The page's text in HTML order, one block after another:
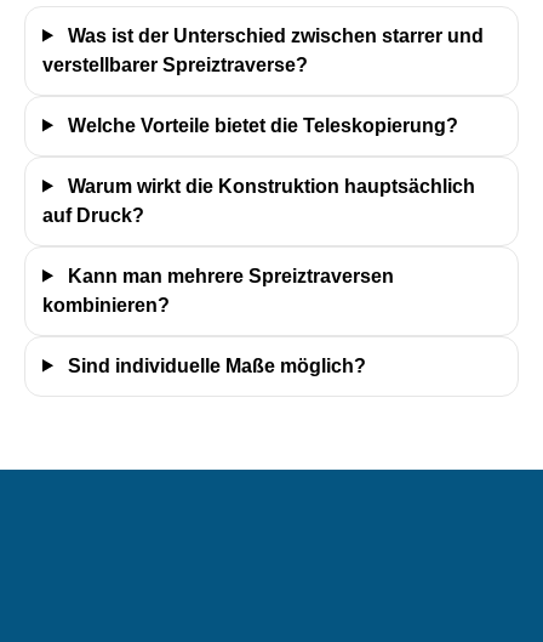
Was ist der Unterschied zwischen starrer und
verstellbarer Spreiztraverse?
Welche Vorteile bietet die Teleskopierung?
Warum wirkt die Konstruktion hauptsächlich
auf Druck?
Kann man mehrere Spreiztraversen
kombinieren?
Sind individuelle Maße möglich?